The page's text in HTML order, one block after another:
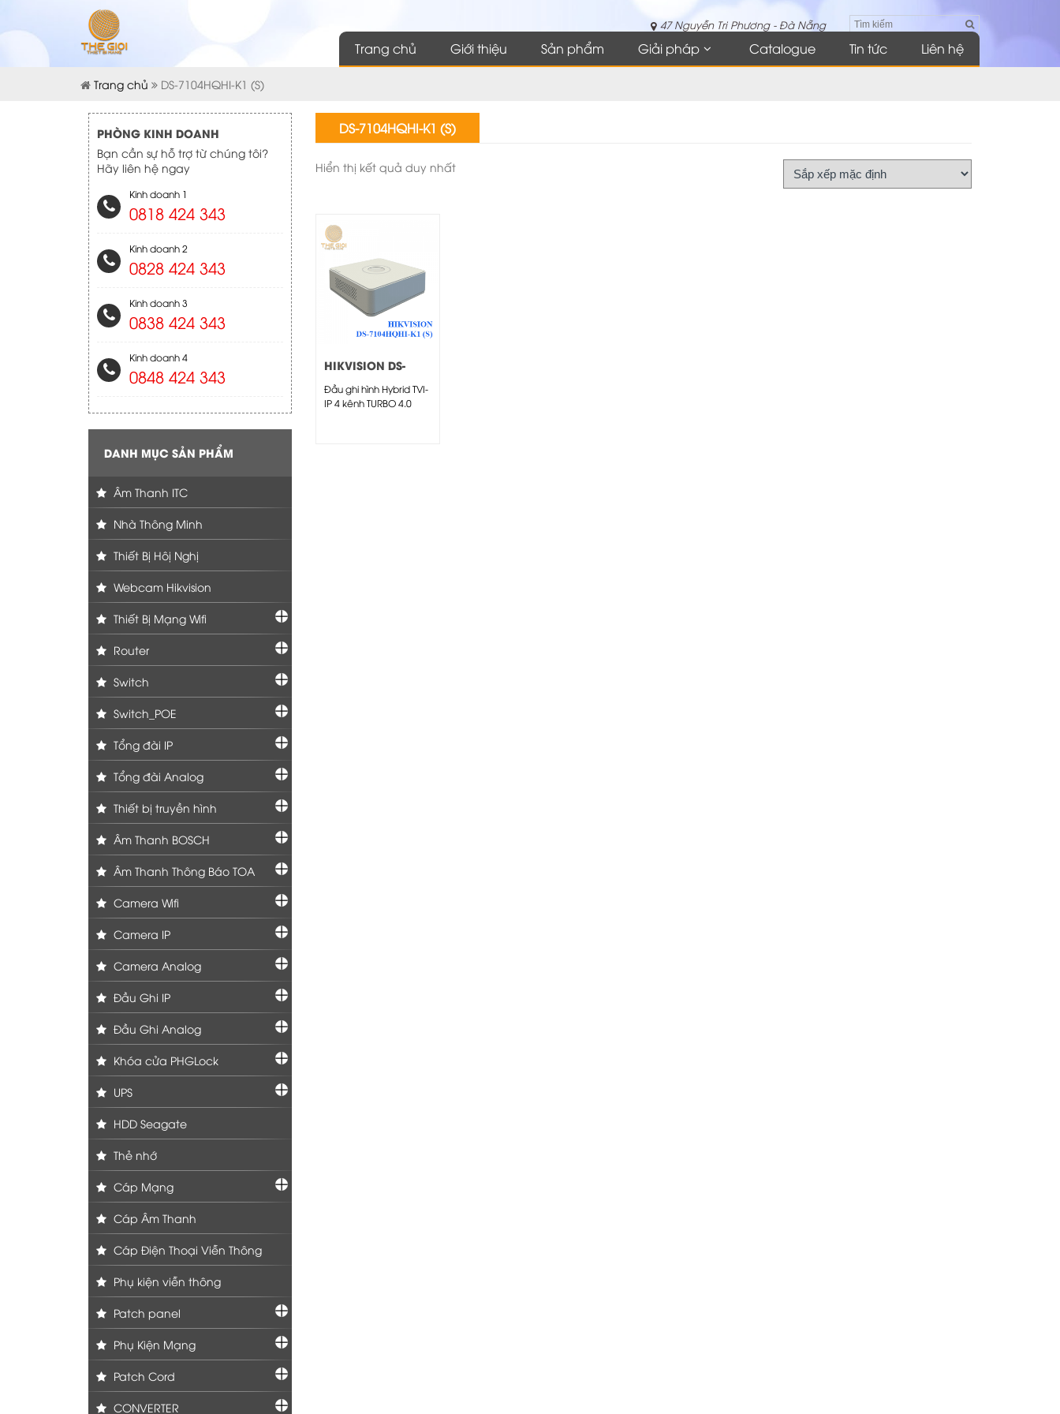
47 Nguyễn Tri Phương - Đà Nẵng
Trang chủ Giới thiệu Sản phẩm Giải pháp Catalogue Tin tức Liên hệ
Trang chủ DS-7104HQHI-K1 (S)
PHÒNG KINH DOANH
Bạn cần sự hỗ trợ từ chúng tôi?
Hãy liên hệ ngay
Kinh doanh 1
0818 424 343
Kinh doanh 2
0828 424 343
Kinh doanh 3
0838 424 343
Kinh doanh 4
0848 424 343
DANH MỤC SẢN PHẨM
Âm Thanh ITC
Nhà Thông Minh
Thiết Bị Hôị Nghị
Webcam Hikvision
Thiết Bị Mạng Wifi
Router
Switch
Switch_POE
Tổng đài IP
Tổng đài Analog
Thiết bị truyền hình
Âm Thanh BOSCH
Âm Thanh Thông Báo TOA
Camera Wifi
Camera IP
Camera Analog
Đầu Ghi IP
Đầu Ghi Analog
Khóa cửa PHGLock
UPS
HDD Seagate
Thẻ nhớ
Cáp Mạng
Cáp Âm Thanh
Cáp Điện Thoại Viễn Thông
Phụ kiện viễn thông
Patch panel
Phụ Kiện Mạng
Patch Cord
CONVERTER
DS-7104HQHI-K1 (S)
Hiển thị kết quả duy nhất
HIKVISION DS-
7104HQHI-K1 (S)
Đầu ghi hình Hybrid TVI-
IP 4 kênh TURBO 4.0